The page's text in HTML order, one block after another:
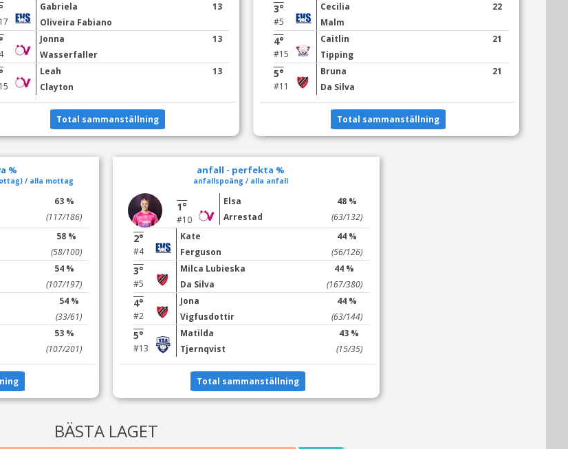
Gabriela
Oliveira Fabiano
13
Jonna
Wasserfaller
13
Leah
Clayton
13
Total sammanställning
3°
#5
Cecilia
Malm
22
4°
#15
Caitlin
Tipping
21
5°
#11
Bruna
Da Silva
21
Total sammanställning
%
/ alla mottag
63 %
(117/186)
58 %
(58/100)
54 %
(107/197)
54 %
(33/61)
53 %
(107/201)
anfall - perfekta %
anfallspoäng / alla anfall
1°
#10
Elsa
Arrestad
48 %
(63/132)
2°
#4
Kate
Ferguson
44 %
(56/126)
3°
#5
Milca Lubieska
Da Silva
44 %
(167/380)
4°
#2
Jona
Vigfusdottir
44 %
(63/144)
5°
#13
Matilda
Tjernqvist
43 %
(15/35)
Total sammanställning
BÄSTA LAGET